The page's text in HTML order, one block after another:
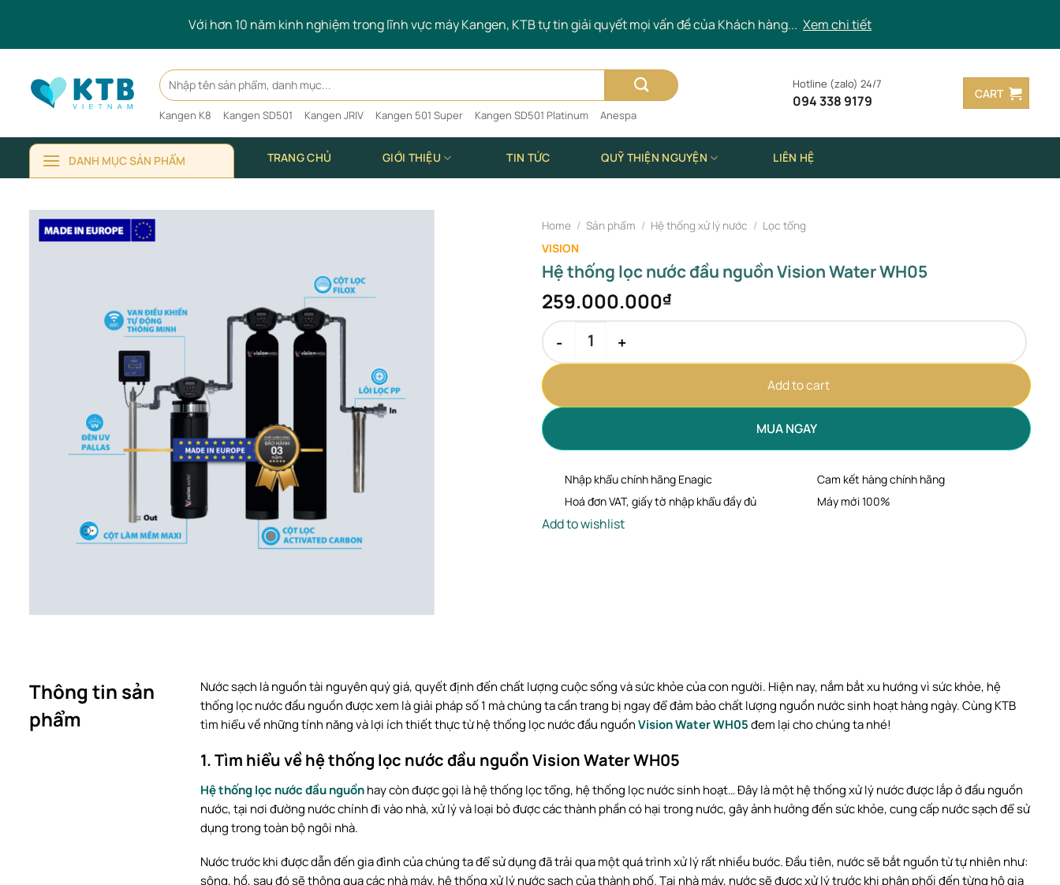
content
Với hơn 10 năm kinh nghiệm trong lĩnh vực máy Kangen, KTB tự tin giải quyết mọi vấn đề của Khách hàng... Xem chi tiết
Search
for:
Kangen K8 Kangen SD501 Kangen JRIV Kangen 501 Super Kangen SD501 Platinum Anespa
Hotline (zalo) 24/7
094 338 9179 CART
DANH MỤC SẢN PHẨM TRANG CHỦ GIỚI THIỆU TIN TỨC QUỸ THIỆN NGUYỆN LIÊN HỆ
Home / Sản phẩm / Hệ thống xử lý nước / Lọc tổng
VISION
Hệ thống lọc nước đầu nguồn Vision Water WH05
259.000.000₫
Add to cart
MUA NGAY
Nhập khẩu chính hãng Enagic
Cam kết hàng chính hãng
Hoá đơn VAT, giấy tờ nhập khẩu đầy đủ
Máy mới 100%
Add to wishlist
Thông tin sản
phẩm
Nước sạch là nguồn tài nguyên quý giá, quyết định đến chất lượng cuộc sống và sức khỏe của con người. Hiện nay, nắm bắt xu hướng vì sức khỏe, hệ
thống lọc nước đầu nguồn được xem là giải pháp số 1 mà chúng ta cần trang bị ngay để đảm bảo chất lượng nguồn nước sinh hoạt hàng ngày. Cùng KTB
tìm hiểu về những tính năng và lợi ích thiết thực từ hệ thống lọc nước đầu nguồnVision Water WH05đem lại cho chúng ta nhé!
1. Tìm hiểu về hệ thống lọc nước đầu nguồn Vision Water WH05
Hệ thống lọc nước đầu nguồnhay còn được gọi là hệ thống lọc tổng, hệ thống lọc nước sinh hoạt… Đây là một hệ thống xử lý nước được lắp ở đầu nguồn
nước, tại nơi đường nước chính đi vào nhà, xử lý và loại bỏ được các thành phần có hại trong nước, gây ảnh hưởng đến sức khỏe, cung cấp nước sạch để sử
dụng trong toàn bộ ngôi nhà.
Nước trước khi được dẫn đến gia đình của chúng ta để sử dụng đã trải qua một quá trình xử lý rất nhiều bước. Đầu tiên, nước sẽ bắt nguồn từ tự nhiên như:
sông, hồ, sau đó sẽ thông qua các nhà máy, hệ thống xử lý nước sạch của thành phố. Tại nhà máy, nước sẽ được xử lý trước khi phân phối đến từng hộ gia